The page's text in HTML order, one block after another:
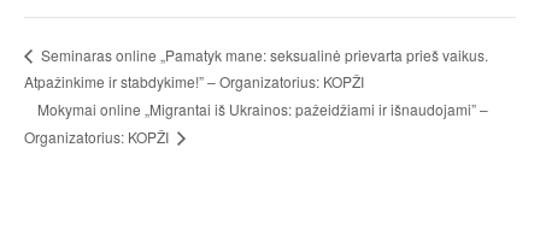
Seminaras online „Pamatyk mane: seksualinė prievarta prieš vaikus.
Atpažinkime ir stabdykime!” – Organizatorius: KOPŽI
Mokymai online „Migrantai iš Ukrainos: pažeidžiami ir išnaudojami” –
Organizatorius: KOPŽI